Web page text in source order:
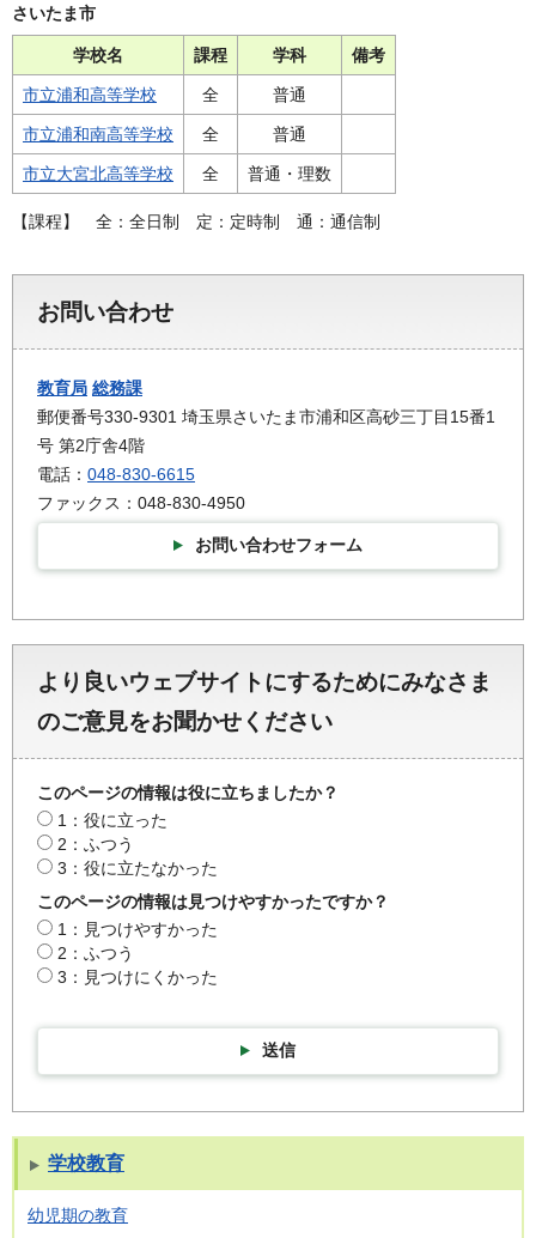
さいたま市
学校名 課程 学科 備考
市立浦和高等学校 全 普通
市立浦和南高等学校 全 普通
市立大宮北高等学校 全 普通・理数
【課程】 全：全日制 定：定時制 通：通信制
お問い合わせ
教育局 総務課
郵便番号330-9301 埼玉県さいたま市浦和区高砂三丁目15番1
号 第2庁舎4階
電話： 048-830-6615
ファックス：048-830-4950
お問い合わせフォーム
より良いウェブサイトにするためにみなさま
のご意見をお聞かせください
このページの情報は役に立ちましたか？
1：役に立った
2：ふつう
3：役に立たなかった
このページの情報は見つけやすかったですか？
1：見つけやすかった
2：ふつう
3：見つけにくかった
送信
学校教育
幼児期の教育